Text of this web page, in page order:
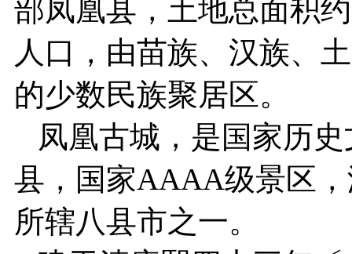
部凤凰县，土地总面积
人口，由苗族、汉族、
的少数民族聚居区。
凤凰古城，是国家历
县，国家AAAA级景区
所辖八县市之一。